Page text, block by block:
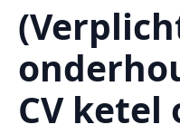
CV ketel